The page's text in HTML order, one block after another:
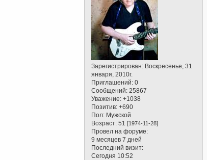
Зарегистрирован: Воскресенье, 31
января, 2010г.
Приглашений: 0
Сообщений: 25867
Уважение: +1038
Позитив: +690
Пол: Мужской
Возраст: 51[1974-11-28]
Провел на форуме:
9 месяцев 7 дней
Последний визит:
Сегодня 10:52